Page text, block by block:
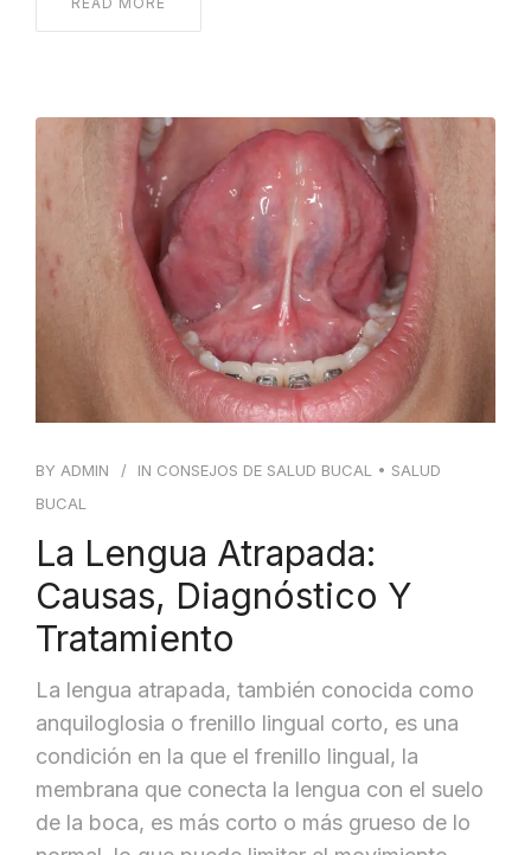
BY ADMIN IN CONSEJOS DE SALUD BUCAL • SALUD
BUCAL
La Lengua Atrapada:
Causas, Diagnóstico Y
Tratamiento
La lengua atrapada, también conocida como
anquiloglosia o frenillo lingual corto, es una
condición en la que el frenillo lingual, la
membrana que conecta la lengua con el suelo
de la boca, es más corto o más grueso de lo